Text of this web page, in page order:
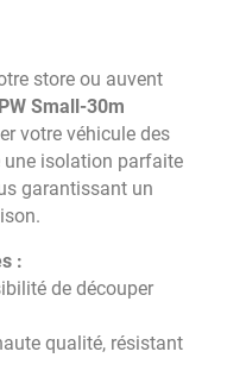
store ou auvent
Small-30m
votre véhicule des
une isolation parfaite
garantissant un
:
de découper
qualité, résistant